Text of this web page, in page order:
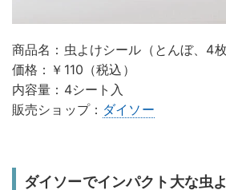
商品名：虫よけシール（とんぼ、4枚
価格：￥110（税込）
内容量：4シート入
販売ショップ： ダイソー
ダイソーでインパクト大な虫